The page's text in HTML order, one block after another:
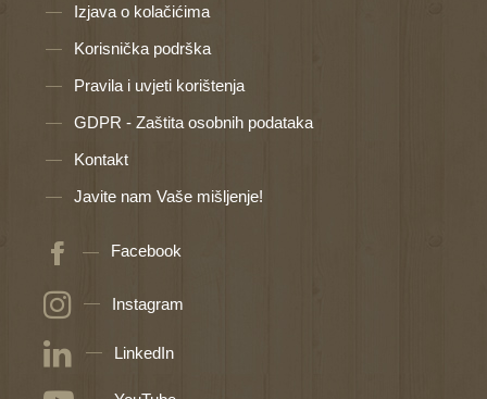
Izjava o kolačićima
Korisnička podrška
Pravila i uvjeti korištenja
GDPR - Zaštita osobnih podataka
Kontakt
Javite nam Vaše mišljenje!
Facebook
Instagram
LinkedIn